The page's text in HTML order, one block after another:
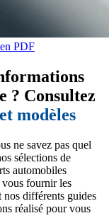
PDF
? Consultez
modèles
ne savez pas quel
sélections de
automobiles
fournir les
différents guides
réalisé pour vous